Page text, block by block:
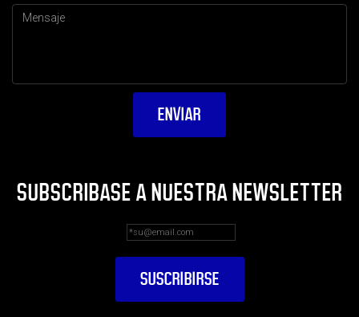
SUBSCRIBASE A NUESTRA NEWSLETTER